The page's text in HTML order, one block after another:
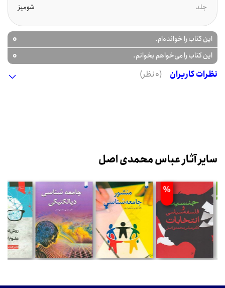
جلد
شومیز
این کتاب را خوانده‌ام. 0
این کتاب را می‌خواهم بخوانم.
0
نظرات کاربران
(0 نظر)
سایر آثار عباس محمدی اصل
%